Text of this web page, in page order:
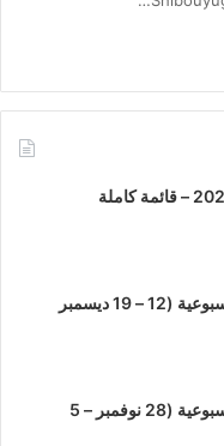
نشرة أخبار الأنمي الأسبوعية (12 – 19 ديسمبر
نشرة أخبار الأنمي الأسبوعية (28 نوفمبر – 5